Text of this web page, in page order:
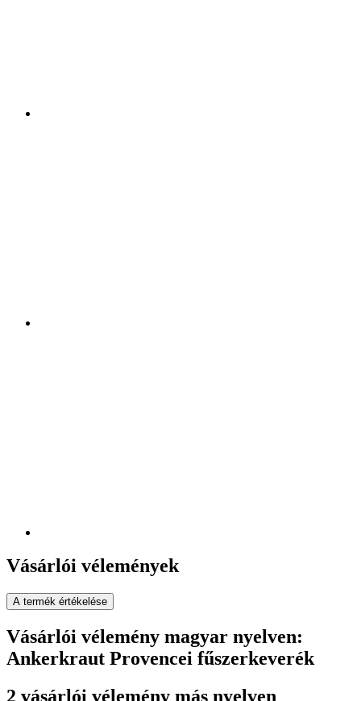
Vásárlói vélemények
A termék értékelése
Vásárlói vélemény magyar nyelven:
Ankerkraut Provencei fűszerkeverék
2 vásárlói vélemény más nyelven